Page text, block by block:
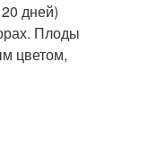
дней)
Плоды
цветом,